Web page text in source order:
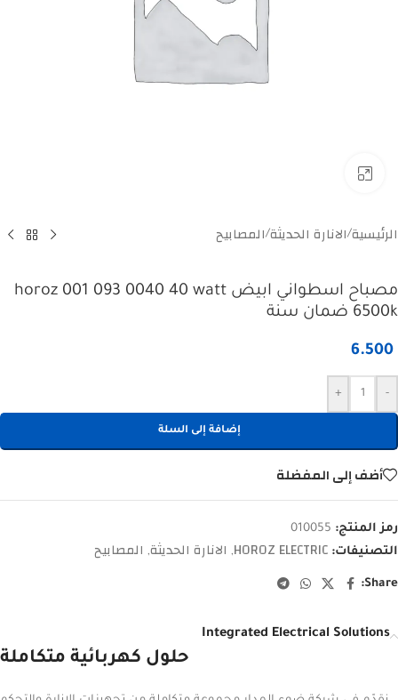
الرئيسية/الانارة الحديثة/المصابيح
مصباح اسطواني ابيض horoz 001 093 0040 40 watt
6500k ضمان سنة
6.500
-
+
إضافة إلى السلة
أضف إلى المفضلة
رمز المنتج: 010055
التصنيفات: HOROZ ELECTRIC
, الانارة الحديثة, المصابيح
Share:
Integrated Electrical Solutions
حلول كهربائية متكاملة